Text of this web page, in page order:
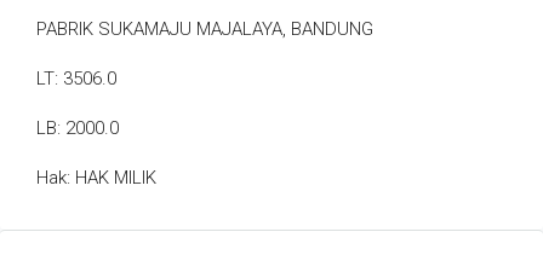
PABRIK SUKAMAJU MAJALAYA, BANDUNG
LT: 3506.0
LB: 2000.0
Hak: HAK MILIK